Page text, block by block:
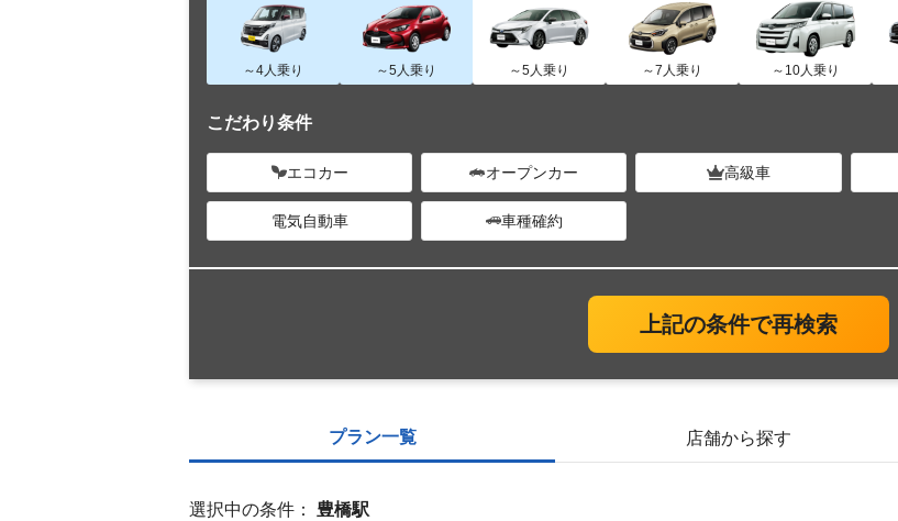
～4人乗り ～5人乗り ～5人乗り ～7人乗り ～10人乗り
こだわり条件
エコカー オープンカー 高級車
電気自動車 車種確約
上記の条件で再検索
プラン一覧 店舗から探す
選択中の条件： 豊橋駅